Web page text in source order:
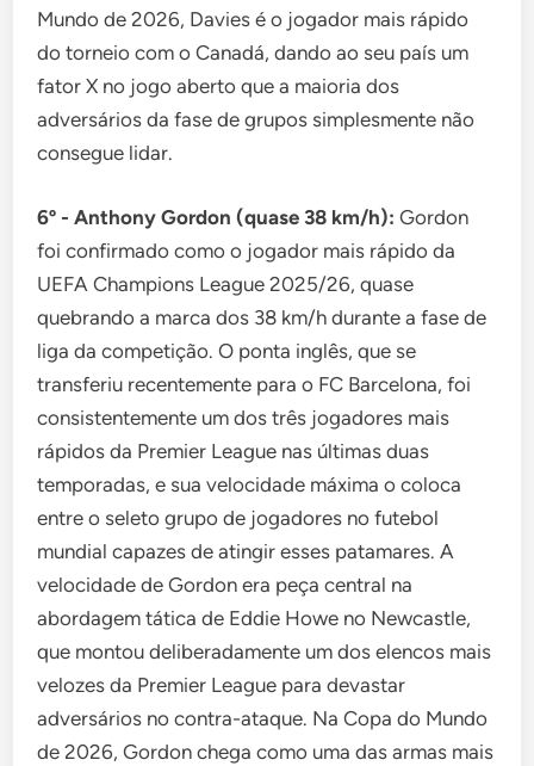
Mundo de 2026, Davies é o jogador mais rápido
do torneio com o Canadá, dando ao seu país um
fator X no jogo aberto que a maioria dos
adversários da fase de grupos simplesmente não
consegue lidar.
6º - Anthony Gordon (quase 38 km/h): Gordon
foi confirmado como o jogador mais rápido da
UEFA Champions League 2025/26, quase
quebrando a marca dos 38 km/h durante a fase de
liga da competição. O ponta inglês, que se
transferiu recentemente para o FC Barcelona, foi
consistentemente um dos três jogadores mais
rápidos da Premier League nas últimas duas
temporadas, e sua velocidade máxima o coloca
entre o seleto grupo de jogadores no futebol
mundial capazes de atingir esses patamares. A
velocidade de Gordon era peça central na
abordagem tática de Eddie Howe no Newcastle,
que montou deliberadamente um dos elencos mais
velozes da Premier League para devastar
adversários no contra-ataque. Na Copa do Mundo
de 2026, Gordon chega como uma das armas mais